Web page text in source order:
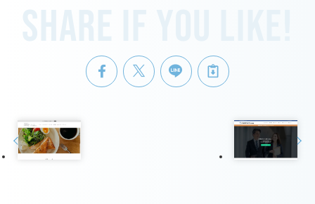
Share if you like!